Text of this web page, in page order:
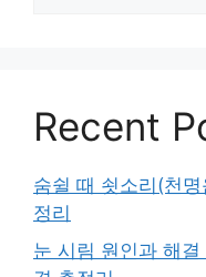
Recent
숨쉴 때 쇳소리(천
정리
눈 시림 원인과 해결